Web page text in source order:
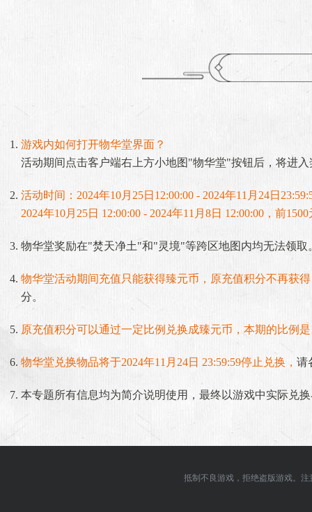
游戏内如何打开物华堂界面？
活动期间点击客户端右上方小地图"物华堂"按钮后，将进
活动时间：2024年10月25日12:00:00 - 2024年11月24日
2024年10月25日 12:00:00 - 2024年11月8日 12:00:00，前
物华堂奖励在"焚天净土"和"灵境"等跨区地图内均无法领取
物华堂活动期间充值只能获得臻元币，原充值积分不再获
分。
原充值积分可以通过一定比例兑换成臻元币，本期的比例
物华堂兑换物品将于2024年11月24日 23:59:59停止兑换， 请
本专题所有信息均为简介说明使用，最终以游戏中实际兑
抵制不良游戏，拒绝盗版游戏。